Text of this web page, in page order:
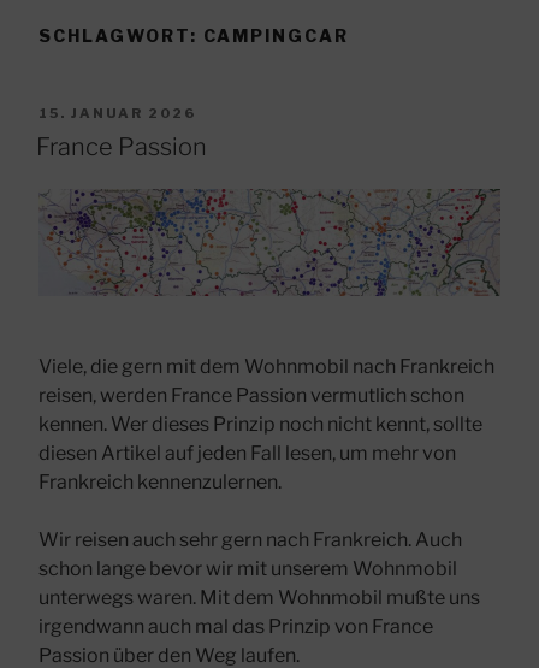
SCHLAGWORT: CAMPINGCAR
VERÖFFENTLICHT
AM
15. JANUAR 2026
France Passion
Viele, die gern mit dem Wohnmobil nach Frankreich
reisen, werden France Passion vermutlich schon
kennen. Wer dieses Prinzip noch nicht kennt, sollte
diesen Artikel auf jeden Fall lesen, um mehr von
Frankreich kennenzulernen.
Wir reisen auch sehr gern nach Frankreich. Auch
schon lange bevor wir mit unserem Wohnmobil
unterwegs waren. Mit dem Wohnmobil mußte uns
irgendwann auch mal das Prinzip von France
Passion über den Weg laufen.